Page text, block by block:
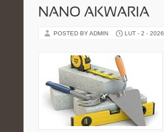
NANO AKWARIA
POSTED BY ADMIN LUT - 2 - 2026